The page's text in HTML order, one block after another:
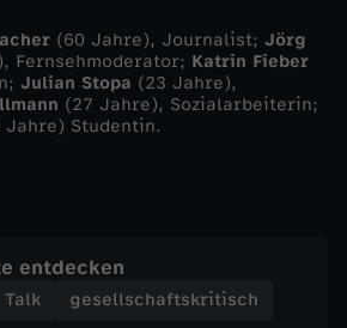
(60 Jahre), Journalist; Jörg
Fernsehmoderator; Katrin Fieber
Julian Stopa (23 Jahre),
(27 Jahre), Sozialarbeiterin;
Jahre) Studentin.
entdecken
Talk
gesellschaftskritisch